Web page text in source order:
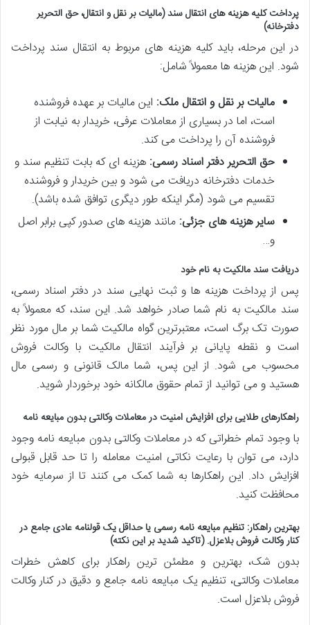
پرداخت کلیه هزینه های انتقال سند (مالیات بر نقل و انتقال، حق التحریر
دفترخانه)
در این مرحله، باید کلیه هزینه های مربوط به انتقال سند پرداخت
شود. این هزینه ها معمولاً شامل:
مالیات بر نقل و انتقال ملک: این مالیات بر عهده فروشنده
است، اما در بسیاری از معاملات عرفی، خریدار به نیابت از
فروشنده آن را پرداخت می کند.
حق التحریر دفتر اسناد رسمی: هزینه ای که بابت تنظیم سند و
خدمات دفترخانه دریافت می شود و بین خریدار و فروشنده
تقسیم می شود (مگر اینکه طور دیگری توافق شده باشد).
سایر هزینه های جزئی: مانند هزینه های صدور کپی برابر اصل
و…
دریافت سند مالکیت به نام خود
پس از پرداخت هزینه ها و ثبت نهایی سند در دفتر اسناد رسمی،
سند مالکیت به نام شما صادر خواهد شد. این سند، که معمولاً به
صورت تک برگ است، معتبرترین گواه مالکیت شما بر مال مورد نظر
است و نقطه پایانی بر فرآیند انتقال مالکیت با وکالت فروش
محسوب می شود. از این پس، شما مالک قانونی و رسمی مال
هستید و می توانید از تمام حقوق مالکانه خود برخوردار شوید.
راهکارهای طلایی برای افزایش امنیت در معاملات وکالتی بدون مبایعه نامه
با وجود تمام خطراتی که در معاملات وکالتی بدون مبایعه نامه وجود
دارد، می توان با رعایت نکاتی امنیت معامله را تا حد قابل قبولی
افزایش داد. این راهکارها به شما کمک می کنند تا از سرمایه خود
محافظت کنید.
بهترین راهکار: تنظیم مبایعه نامه رسمی یا حداقل یک قولنامه عادی جامع در
کنار وکالت فروش بلاعزل.(تاکید شدید بر این نکته)
بدون شک، بهترین و مطمئن ترین راهکار برای کاهش خطرات
معاملات وکالتی، تنظیم یک مبایعه نامه جامع و دقیق در کنار وکالت
فروش بلاعزل است.